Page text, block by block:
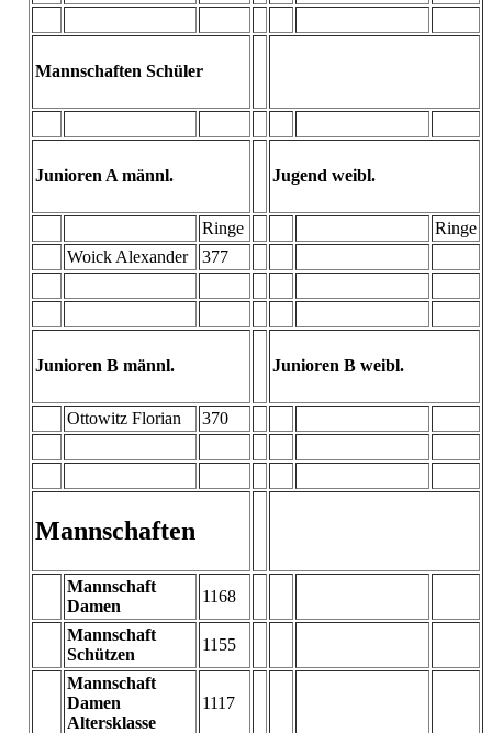
Mannschaften Schüler
Junioren A männl. Jugend weibl.
Ringe
Ringe
Woick Alexander
377
Junioren B männl. Junioren B weibl.
Ottowitz Florian 370
Mannschaften
Mannschaft
Damen
1168
Mannschaft
Schützen
1155
Mannschaft
Damen
Altersklasse
1117